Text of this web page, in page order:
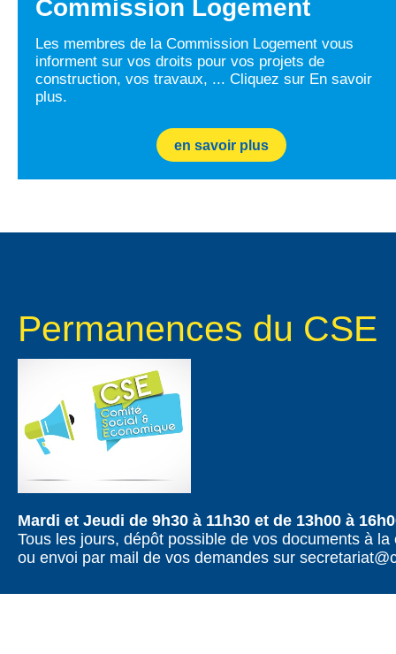
Commission Logement
Les membres de la Commission Logement vous
informent sur vos droits pour vos projets de
construction, vos travaux, ... Cliquez sur En savoir
plus.
en savoir plus
Permanences du CSE
Mardi et Jeudi de 9h30 à 11h30 et de 13h00 à
Tous les jours, dépôt possible de vos documents à
ou envoi par mail de vos demandes sur